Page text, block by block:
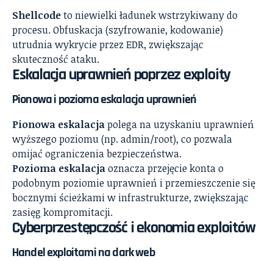
Shellcodeto niewielki ładunek wstrzykiwany do
procesu. Obfuskacja (szyfrowanie, kodowanie)
utrudnia wykrycie przez EDR, zwiększając
skuteczność ataku.
Eskalacja uprawnień poprzez exploity
Pionowa i pozioma eskalacja uprawnień
Pionowa eskalacjapolega na uzyskaniu uprawnień
wyższego poziomu (np. admin/root), co pozwala
omijać ograniczenia bezpieczeństwa.
Pozioma eskalacjaoznacza przejęcie konta o
podobnym poziomie uprawnień i przemieszczenie się
bocznymi ścieżkami w infrastrukturze, zwiększając
zasięg kompromitacji.
Cyberprzestępczość i ekonomia exploitów
Handel exploitami na dark web